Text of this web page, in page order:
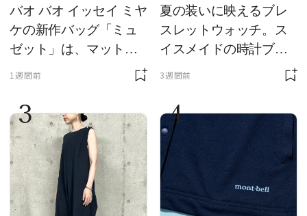
バオ バオ イッセイ ミヤ
ケの新作バッグ「ミュ
ゼット」は、マットな
1週間前
夏の装いに映えるブレ
スレットウォッチ。ス
イスメイドの時計ブラ
ンド【フレデリック・
をレビュー。【それい
け！ 良品ハンター】
3週間前
3 4